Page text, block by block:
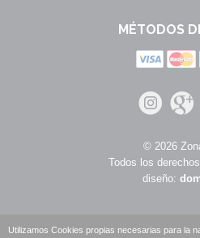
MÉTODOS
© 2026
Todos los
diseño:
Utilizamos Cookies propias necesarias para la